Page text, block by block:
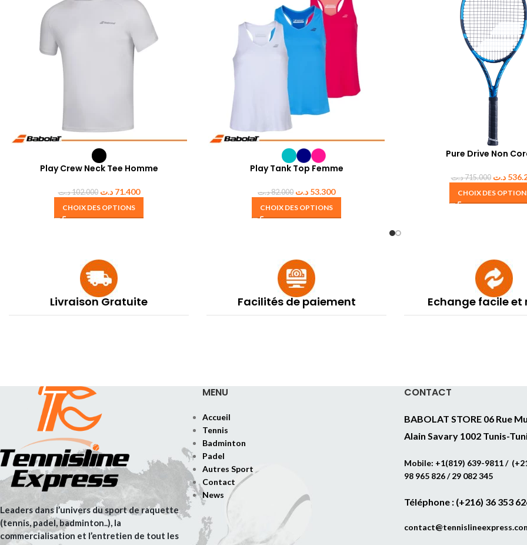
Play Crew Neck Tee Homme
102.000د.ت 71.400 د.ت
CHOIX DES OPTIONS
Play Tank Top Femme
82.000د.ت 53.300 د.ت
CHOIX DES OPTIONS
Pure Drive Non
715.000د.ت د.ت
CHOIX DES
Livraison Gratuite Facilités de paiement Echange facile et
Leaders dans l’univers du sport de raquette
(tennis, padel, badminton..), la
commercialisation et l’entretien de tout les
MENU
Accueil
Tennis
Badminton
Padel
Autres Sport
Contact
News
CONTACT
BABOLAT STORE 06 Rue
Alain Savary 1002 Tunis-
Mobile: +1(819) 639-9811 /
98 965 826 / 29 082 345
Téléphone : (+216) 36 353